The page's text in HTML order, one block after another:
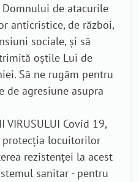
de atacurile
anticristice, de război,
sociale, și să
oștile Lui de
Să ne rugăm pentru
de agresiune asupra
VIRUSULUI Covid 19,
protecția locuitorilor
rezistenței la acest
sanitar - pentru